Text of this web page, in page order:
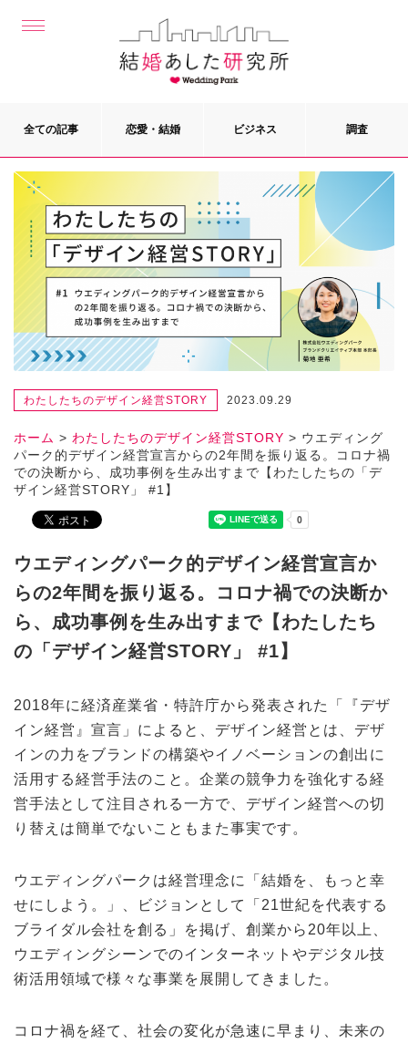
全ての記事 恋愛・結婚 ビジネス 調査
わたしたちのデザイン経営STORY 2023.09.29
ホーム > わたしたちのデザイン経営STORY > ウエディング
パーク的デザイン経営宣言からの2年間を振り返る。コロナ禍
での決断から、成功事例を生み出すまで【わたしたちの「デ
ザイン経営STORY」 #1】
ウエディングパーク的デザイン経営宣言か
らの2年間を振り返る。コロナ禍での決断か
ら、成功事例を生み出すまで【わたしたち
の「デザイン経営STORY」 #1】
2018年に経済産業省・特許庁から発表された「『デザ
イン経営』宣言」によると、デザイン経営とは、デザ
インの力をブランドの構築やイノベーションの創出に
活用する経営手法のこと。企業の競争力を強化する経
営手法として注目される一方で、デザイン経営への切
り替えは簡単でないこともまた事実です。
ウエディングパークは経営理念に「結婚を、もっと幸
せにしよう。」、ビジョンとして「21世紀を代表する
ブライダル会社を創る」を掲げ、創業から20年以上、
ウエディングシーンでのインターネットやデジタル技
術活用領域で様々な事業を展開してきました。
コロナ禍を経て、社会の変化が急速に早まり、未来の